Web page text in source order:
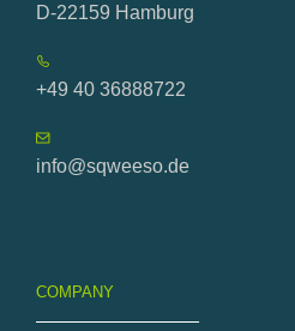
D-22159 Hamburg
+49 40 36888722
info@sqweeso.de
COMPANY